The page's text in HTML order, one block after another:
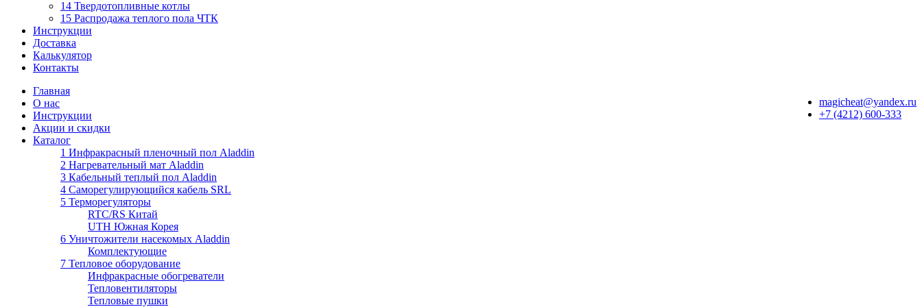
14 Твердотопливные котлы
15 Распродажа теплого пола ЧТК
Инструкции
Доставка
Калькулятор
Контакты
magicheat@yandex.ru
+7 (4212) 600-333
Главная
О нас
Инструкции
Акции и скидки
Каталог
1 Инфракрасный пленочный пол Aladdin
2 Нагревательный мат Aladdin
3 Кабельный теплый пол Aladdin
4 Саморегулирующийся кабель SRL
5 Терморегуляторы
RTC/RS Китай
UTH Южная Корея
6 Уничтожители насекомых Aladdin
Комплектующие
7 Тепловое оборудование
Инфракрасные обогреватели
Тепловентиляторы
Тепловые пушки